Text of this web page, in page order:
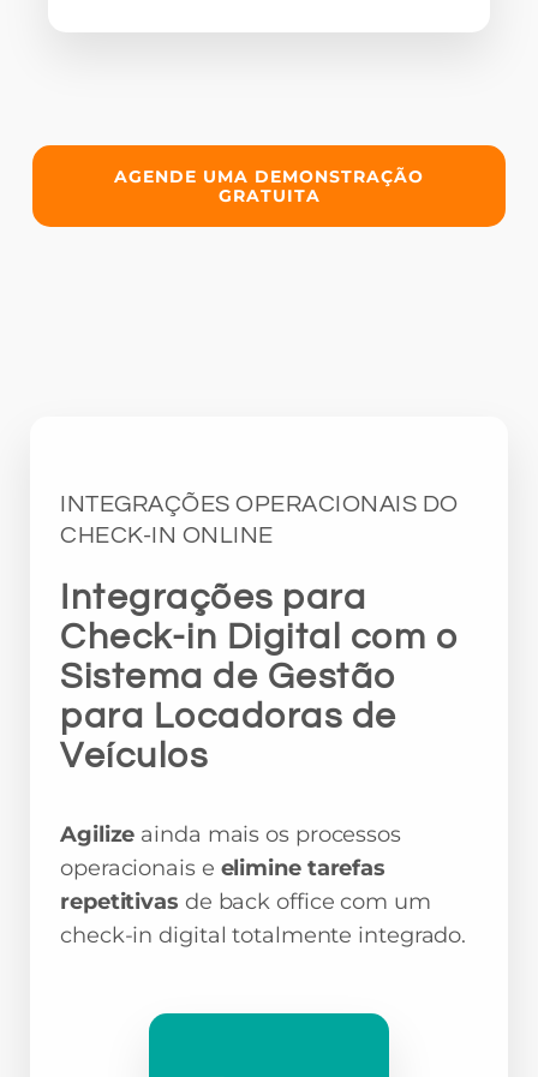
AGENDE UMA DEMONSTRAÇÃO
GRATUITA
INTEGRAÇÕES OPERACIONAIS DO
CHECK-IN ONLINE
Integrações para
Check-in Digital com o
Sistema de Gestão
para Locadoras de
Veículos
Agilize ainda mais os processos
operacionais e elimine tarefas
repetitivas de back office com um
check-in digital totalmente integrado.